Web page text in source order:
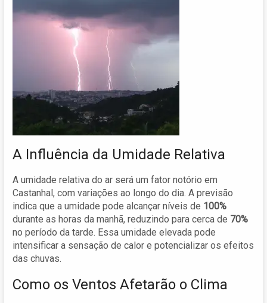
A Influência da Umidade Relativa
A umidade relativa do ar será um fator notório em
Castanhal, com variações ao longo do dia. A previsão
indica que a umidade pode alcançar níveis de 100%
durante as horas da manhã, reduzindo para cerca de 70%
no período da tarde. Essa umidade elevada pode
intensificar a sensação de calor e potencializar os efeitos
das chuvas.
Como os Ventos Afetarão o Clima